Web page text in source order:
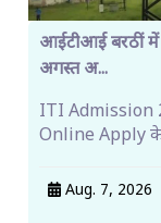
आईटीआई बरठीं
अगस्त अ...
ITI Admission
Online Apply
Aug. 7, 2026